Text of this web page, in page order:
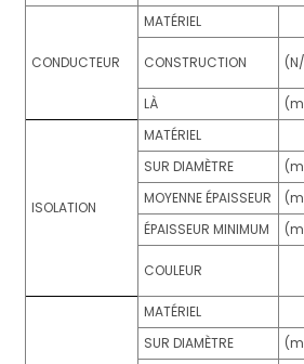
CONDUCTEUR
MATÉRIEL
CONSTRUCTION
LÀ
ISOLATION
MATÉRIEL
SUR DIAMÈTRE
MOYENNE ÉPAISSEUR
ÉPAISSEUR MINIMUM
COULEUR
MATÉRIEL
SUR DIAMÈTRE